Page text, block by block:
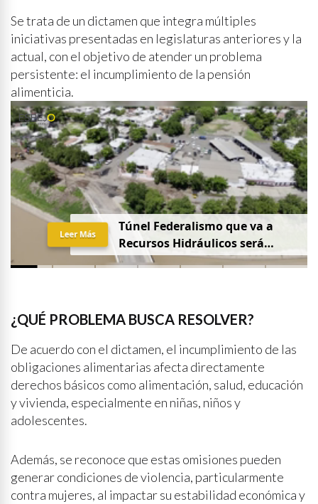
Se trata de un dictamen que integra múltiples
iniciativas presentadas en legislaturas anteriores y la
actual, con el objetivo de atender un problema
persistente: el incumplimiento de la pensión
alimenticia.
Túnel Federalismo que va a
Recursos Hidráulicos será
abierto esta noche
Leer Más
¿QUÉ PROBLEMA BUSCA RESOLVER?
De acuerdo con el dictamen, el incumplimiento de las
obligaciones alimentarias afecta directamente
derechos básicos como alimentación, salud, educación
y vivienda, especialmente en niñas, niños y
adolescentes.
Además, se reconoce que estas omisiones pueden
generar condiciones de violencia, particularmente
contra mujeres, al impactar su estabilidad económica y